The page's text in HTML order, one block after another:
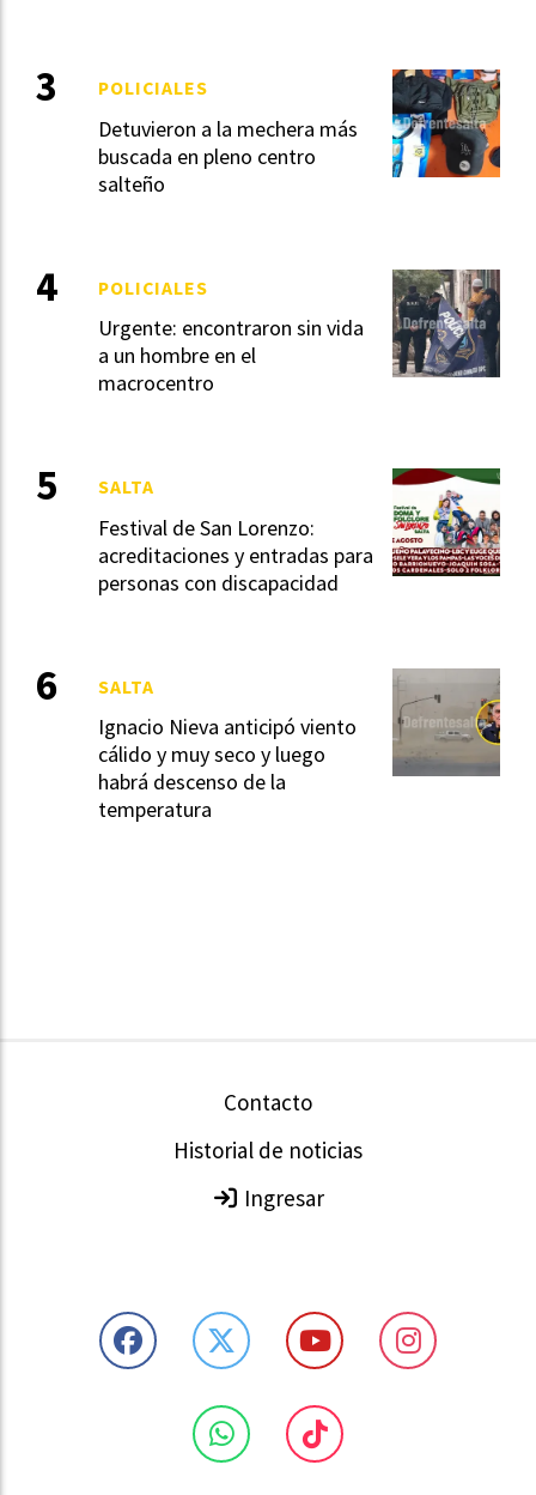
Detuvieron a la mechera más
buscada en pleno centro
salteño
POLICIALES
Urgente: encontraron sin vida
a un hombre en el
macrocentro
POLICIALES
Festival de San Lorenzo:
acreditaciones y entradas para
personas con discapacidad
SALTA
Ignacio Nieva anticipó viento
cálido y muy seco y luego
habrá descenso de la
temperatura
SALTA
Contacto
Historial de noticias
Ingresar